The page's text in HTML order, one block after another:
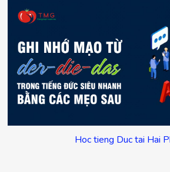
Hoc tieng Duc tai Hai